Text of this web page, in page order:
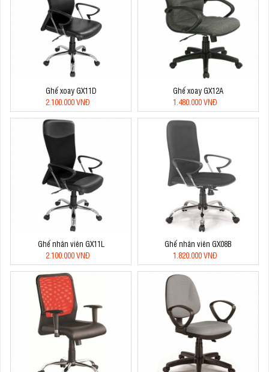
Ghế xoay GX11D
2.100.000 VNĐ
Ghế xoay GX12A
1.480.000 VNĐ
Ghế nhân viên GX11L
2.100.000 VNĐ
Ghế nhân viên GX08B
1.820.000 VNĐ